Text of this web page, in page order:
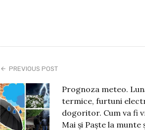
PREVIOUS POST
Prognoza meteo.
termice, furtuni
dogoritor. Cum va fi
Mai şi Paşte la munte